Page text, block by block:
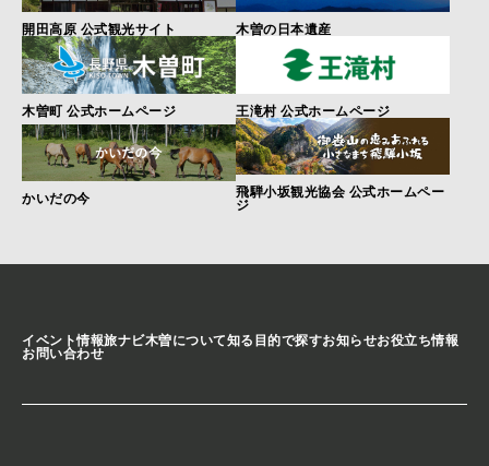
開田高原 公式観光サイト 木曽の日本遺産
木曽町 公式ホームページ 王滝村 公式ホームページ
かいだの今
飛騨小坂観光協会 公式ホームペー
ジ
イベント情報旅ナビ木曽について知る 目的で探すお知らせお役立ち情報
お問い合わせ